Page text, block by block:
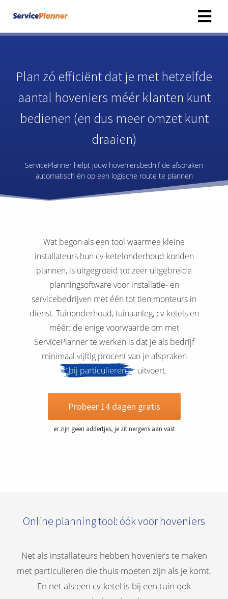
Plan zó efficiënt dat je met hetzelfde
aantal hoveniers méér klanten kunt
bedienen (en dus meer omzet kunt
draaien)
ServicePlanner helpt jouw hoveniersbedrijf de afspraken
automatisch én op een logische route te plannen
Wat begon als een tool waarmee kleine
installateurs hun cv-ketelonderhoud konden
plannen, is uitgegroeid tot zeer uitgebreide
planningsoftware voor installatie- en
servicebedrijven met één tot tien monteurs in
dienst. Tuinonderhoud, tuinaanleg, cv-ketels en
méér: de enige voorwaarde om met
ServicePlanner te werken is dat je als bedrijf
minimaal vijftig procent van je afspraken
bij particulieren
uitvoert.
Probeer 14 dagen gratis
er zijn geen addertjes, je zit nergens aan vast
Online planning tool: óók voor hoveniers
Net als installateurs hebben hoveniers te maken
met particulieren die thuis moeten zijn als je komt.
En net als een cv-ketel is bij een tuin ook